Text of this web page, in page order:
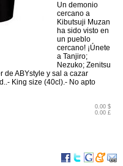
Un demonio
cercano a
Kibutsuji Muzan
ha sido visto en
un pueblo
cercano! ¡Únete
a Tanjiro;
Nezuko; Zenitsu
de ABYstyle y sal a cazar
King size (40cl).- No apto
0.00 $
0.00 £